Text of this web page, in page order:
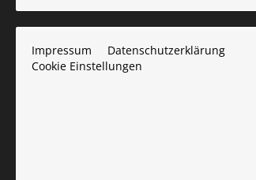
Impressum
Datenschutzerklärung
Cookie Einstellungen